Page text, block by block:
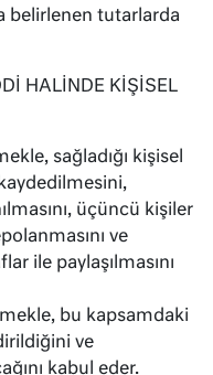
belirlenen tutarlarda
HALİNDE KİŞİSEL
sağladığı kişisel
üçüncü kişiler
ve
ile paylaşılmasını
bu kapsamdaki
ve
kabul eder.